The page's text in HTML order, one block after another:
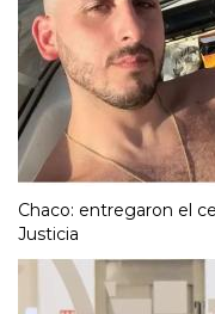
Chaco: entregaron el
Justicia